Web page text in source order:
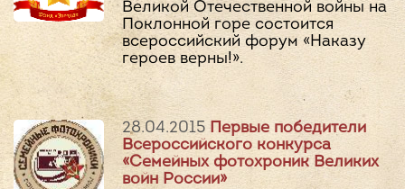
Великой Отечественной войны на
Поклонной горе состоится
всероссийский форум «Наказу
героев верны!».
28.04.2015 Первые победители
Всероссийского конкурса
«Семейных фотохроник Великих
войн России»